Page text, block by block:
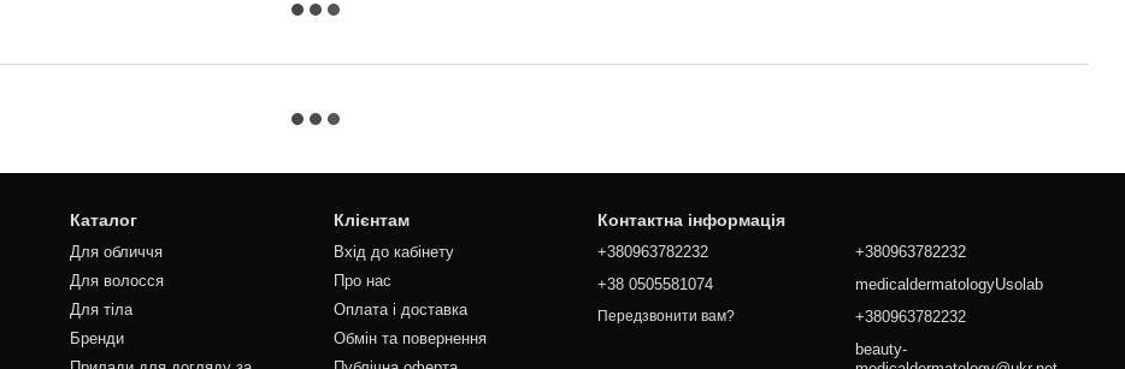
Каталог
Для обличчя
Для волосся
Для тіла
Бренди
Клієнтам
Вхід до кабінету
Про нас
Оплата і доставка
Обмін та повернення
Контактна інформація
+380963782232
+38 0505581074
Передзвонити вам?
+380963782232
medicaldermatologyUsolab
+380963782232
beauty-